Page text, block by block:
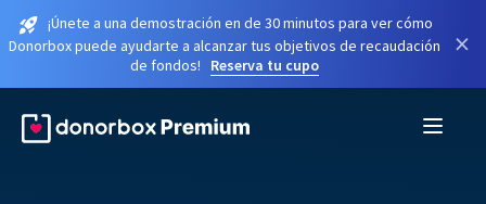
¡Únete a una demostración en de 30 minutos para ver cómo
Donorbox puede ayudarte a alcanzar tus objetivos de recaudación
de fondos!
Reserva tu cupo
×